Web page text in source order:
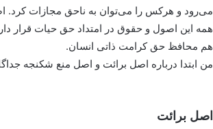
همه این اصول و حقوق در امتداد حق حیات قرار
هم محافظ حق کرامت ذاتی انسان.
من ابتدا درباره اصل برائت و اصل منع شکنجه
اصل برائت